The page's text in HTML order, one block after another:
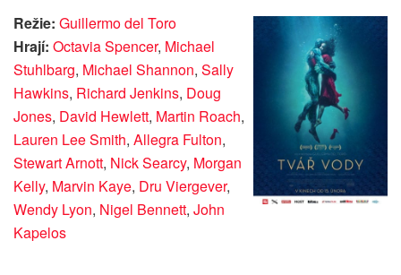
Režie: Guillermo del Toro
Hrají: Octavia Spencer, Michael
Stuhlbarg, Michael Shannon, Sally
Hawkins, Richard Jenkins, Doug
Jones, David Hewlett, Martin Roach,
Lauren Lee Smith, Allegra Fulton,
Stewart Arnott, Nick Searcy, Morgan
Kelly, Marvin Kaye, Dru Viergever,
Wendy Lyon, Nigel Bennett, John
Kapelos